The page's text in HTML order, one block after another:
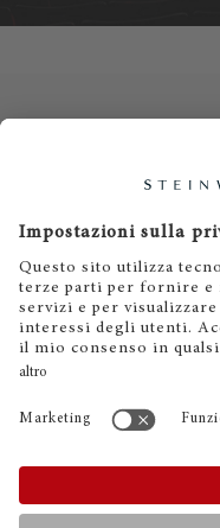
Informativa privacy
Termini e condizioni
Cookies